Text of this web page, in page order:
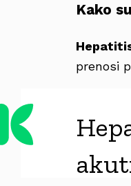
Kako
prenosi